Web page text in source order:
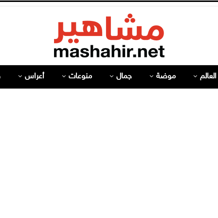
موضة جمال منوعات أعراس